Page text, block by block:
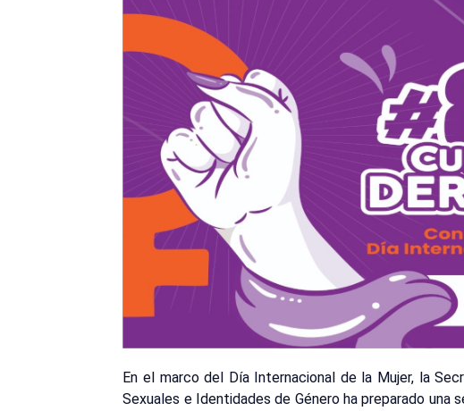
En el marco del Día Internacional de la Mujer, la
Sexuales e Identidades de Género ha preparado una